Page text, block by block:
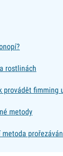
rostlinách
provádět fimming
metody